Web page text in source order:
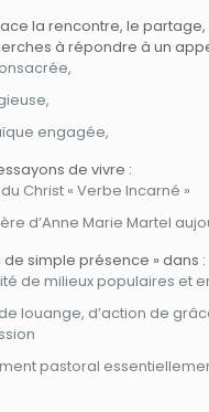
la rencontre, le partage,
à répondre à un
engagée,
de vivre :
Christ « Verbe Incarné »
d’Anne Marie Martel
de simple présence » dans :
de milieux populaires et
louange, d’action de
pastoral